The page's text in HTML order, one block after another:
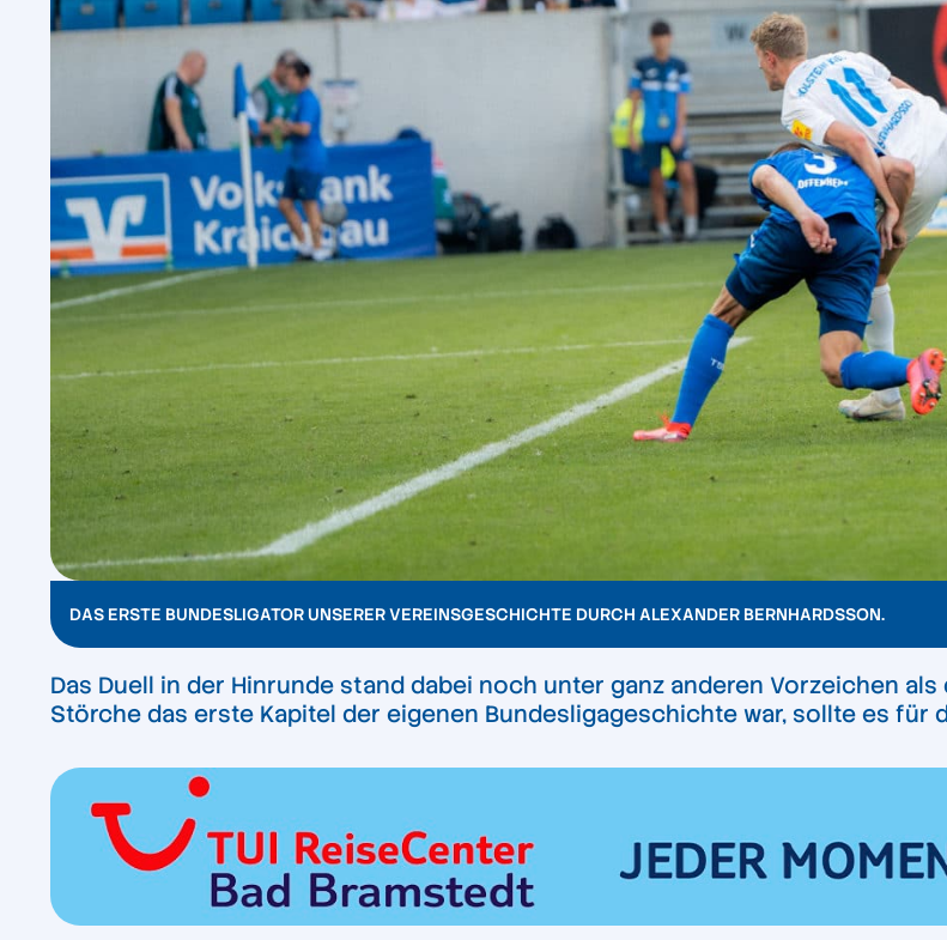
DAS ERSTE BUNDESLIGATOR UNSERER VEREINSGESCHICHTE DURCH ALEXANDER BERNHARDSSON.
Das Duell in der Hinrunde stand dabei noch unter ganz anderen Vorzeichen
Störche das erste Kapitel der eigenen Bundesligageschichte war, sollte es